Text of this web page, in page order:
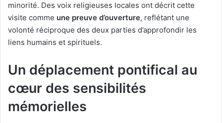
minorité. Des voix religieuses locales ont décrit cette
visite comme une preuve d’ouverture, reflétant une
volonté réciproque des deux parties d’approfondir les
liens humains et spirituels.
Un déplacement pontifical au
cœur des sensibilités
mémorielles